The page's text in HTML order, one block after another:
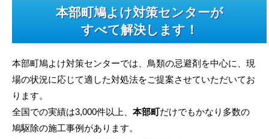
本部町鳩よけ対策センターが
すべて解決します！
本部町鳩よけ対策センターでは、鳥類の忌避剤を中心に、現
場の状況に応じて適した対処法をご提案させていただいてお
ります。
全国での実績は3,000件以上、 本部町だけでもかなり多数の
鳩駆除の施工事例があります。